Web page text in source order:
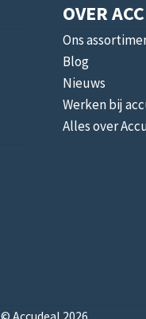
OVER
Ons
Blog
Nieuws
Werken bij
Alles over
© Accudeal 2026